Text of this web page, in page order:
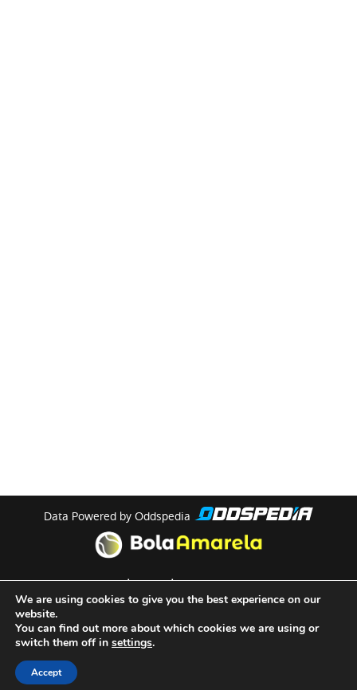
Data Powered by Oddspedia
theme bymeow
We are using cookies to give you the best experience on our
website.
You can find out more about which cookies we are using or
switch them off in settings.
Accept